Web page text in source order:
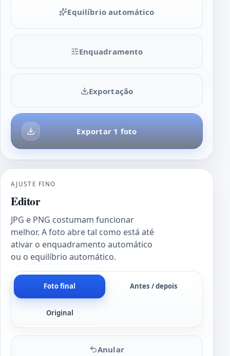
Equilíbrio automático
Enquadramento
Exportar 1 foto
Exportação
AJUSTE FINO
Editor
JPG e PNG costumam funcionar
melhor. A foto abre tal como está até
ativar o enquadramento automático
ou o equilíbrio automático.
Foto final Antes / depois
Original
Anular